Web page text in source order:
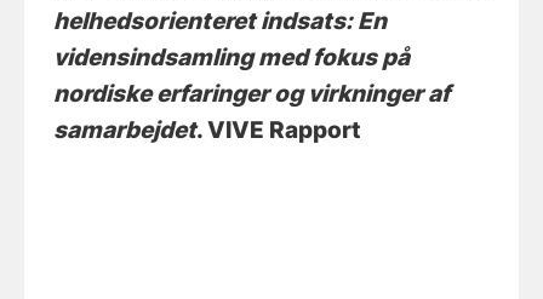
helhedsorienteret indsats: En
vidensindsamling med fokus på
nordiske erfaringer og virkninger af
samarbejdet. VIVE Rapport